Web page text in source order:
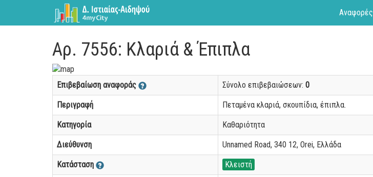
Αναφορές
Αρ. 7556: Κλαριά & Έπιπλα
Επιβεβαίωση αναφοράς Σύνολο επιβεβαιώσεων: 0
Περιγραφή Πεταμένα κλαριά, σκουπίδια, έπιπλα.
Κατηγορία Καθαριότητα
Διεύθυνση Unnamed Road, 340 12, Orei, Ελλάδα
Κατάσταση Κλειστή